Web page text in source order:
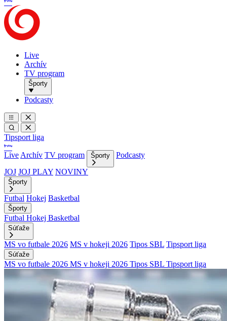
Live
Archív
TV program
Športy
Podcasty
Tipsport liga
Live Archív TV program Športy
Podcasty
JOJ JOJ PLAY NOVINY
Športy
Futbal Hokej Basketbal
Športy
Futbal Hokej Basketbal
Súťaže
MS vo futbale 2026 MS v hokeji 2026 Tipos SBL Tipsport liga
Súťaže
MS vo futbale 2026 MS v hokeji 2026 Tipos SBL Tipsport liga